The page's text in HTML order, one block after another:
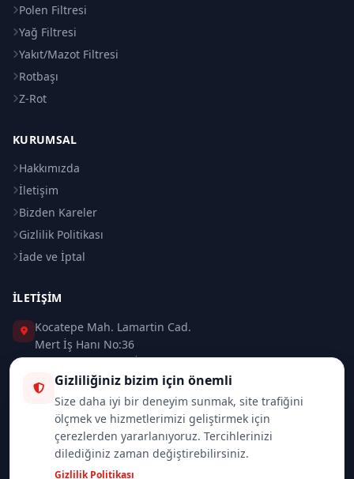
Polen Filtresi
Yağ Filtresi
Yakıt/Mazot Filtresi
Rotbaşı
Z-Rot
KURUMSAL
Hakkımızda
İletişim
Bizden Kareler
Gizlilik Politikası
İade ve İptal
İLETIŞIM
Kocatepe Mah. Lamartin Cad.
Mert İş Hanı No:36
Taksim / Beyoğlu / İSTANBUL
0 (212) 235 37 83
0 (532) 418 08 46
info@merttrade.com
Gizliliğiniz bizim için önemli
Size daha iyi bir deneyim sunmak, site trafiğini
ölçmek ve hizmetlerimizi geliştirmek için
çerezlerden yararlanıyoruz. Tercihlerinizi
dilediğiniz zaman değiştirebilirsiniz.
Gizlilik Politikası